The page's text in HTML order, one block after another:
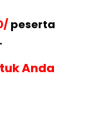
peserta
Anda